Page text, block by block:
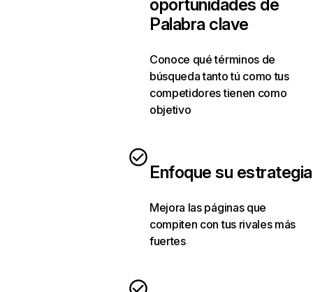
oportunidades de
Palabra clave
Conoce qué términos de
búsqueda tanto tú como tus
competidores tienen como
objetivo
Enfoque su estrategia
Mejora las páginas que
compiten con tus rivales más
fuertes